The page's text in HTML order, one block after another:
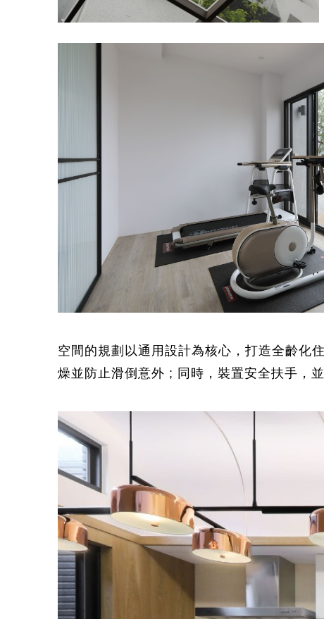
空間的規劃以通用設計為核心，打造全齡化
燥並防止滑倒意外 ; 同時，裝置安全扶手，